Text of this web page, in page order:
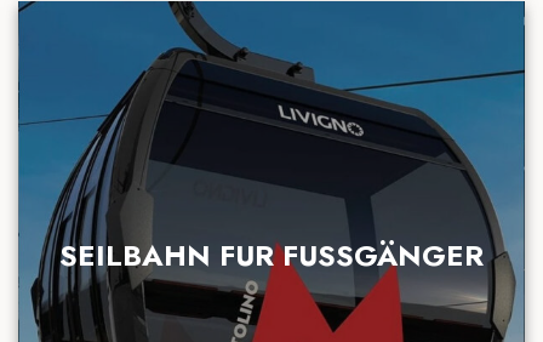
SEILBAHN FUR FUSSGÄNGER